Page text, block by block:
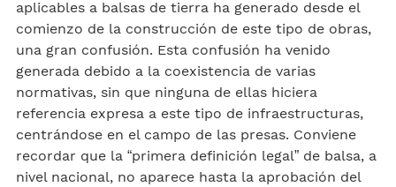
aplicables a balsas de tierra ha generado desde el
comienzo de la construcción de este tipo de obras,
una gran confusión. Esta confusión ha venido
generada debido a la coexistencia de varias
normativas, sin que ninguna de ellas hiciera
referencia expresa a este tipo de infraestructuras,
centrándose en el campo de las presas. Conviene
recordar que la “primera definición legal” de balsa, a
nivel nacional, no aparece hasta la aprobación del